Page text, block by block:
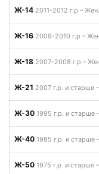
Ж-14 2011-2012 г.р –
Ж-16 2009-2010 г.р –
Ж-18 2007-2008 г.р –
Ж-21 2007 г.р. и старше
Ж-30 1995 г.р. и старше
Ж-40 1985 г.р. и старше
Ж-50 1975 г.р. и старше